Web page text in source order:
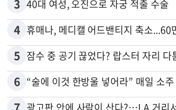
3 40대 여성, 오진으로 자궁 적출 수술
4 휴매나, 메디캘 어드밴티지 축소...60
5
6
광고판 안에 사람이 산다?…LA 거리